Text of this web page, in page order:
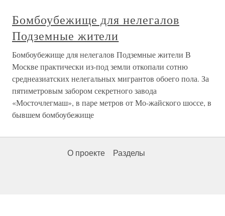
Бомбоубежище для нелегалов
Подземные жители
Бомбоубежище для нелегалов Подземные жители В
Москве практически из-под земли откопали сотню
среднеазиатских нелегальных мигрантов обоего пола. За
пятиметровым забором секретного завода
«Мосточлегмаш», в паре метров от Мо-жайского шоссе, в
бывшем бомбоубежище
О проекте Разделы